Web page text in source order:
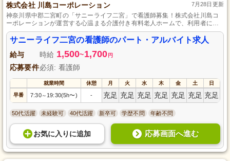
株式会社 川島コーポレーション 7月28日更新
神奈川県中郡二宮町の「サニーライフ二宮」で看護師募集！株式会社川島コ
ーポレーションが運営する心温まる介護付き有料老人ホームで、利用者に寄
り添ったケアを提供しながら成長しませんか？未経験者も大歓迎。フレキシ
ブルな勤務シフトで、私生活とのバランスも取りやすい環境です。看護師資
格をお持ちの方、地域社会に貢献する喜びを私たちとともに実感してくださ
い。ご応募お待ちしております。
サニーライフ二宮の看護師のパート・アルバイト求人
給与 時給 1,500~1,700 円
応募要件必須: 看護師
就業時間 休憩 月 火 水 木 金 土 日
早番 7:30～ 19:30(5h〜) - 充足 充足 充足 充足 充足 充足 充足
50代活躍 未経験可 40代活躍 新卒可 学歴不問 年齢不問
お気に入り に追加 応募画面へ進む